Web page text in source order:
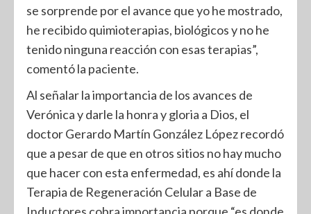
se sorprende por el avance que yo he mostrado,
he recibido quimioterapias, biológicos y no he
tenido ninguna reacción con esas terapias”,
comentó la paciente.
Al señalar la importancia de los avances de
Verónica y darle la honra y gloria a Dios, el
doctor Gerardo Martín González López recordó
que a pesar de que en otros sitios no hay mucho
que hacer con esta enfermedad, es ahí donde la
Terapia de Regeneración Celular a Base de